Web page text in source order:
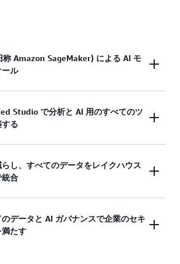
Amazon SageMaker) による AI モ
ル
括的な AI 開発機能セットを使用し
の AI
デプロイを行います。高性能の統合
分散型トレーニングから、推論、
ンス、オブザーバビリティまで、AI
モデルと独自のデータを使用して、
せた生成 AI アプリケーションを迅
Studio で分析と AI 用のすべてのツ
る
Unified Studioは、分析や AI で
やツールを使用するための統合エク
タを検出し、活用しましょう。組み
ェントを搭載したフルマネージド
し、すべてのデータをレイクハウス
統合
の レイクハウスアーキテクチャ
Simple Storage Service
データと AI ガバナンスで企業のセキ
満たす